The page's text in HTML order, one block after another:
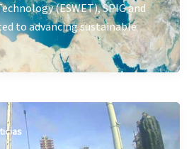
(ESWET), SPIG and
to advancing sustainable